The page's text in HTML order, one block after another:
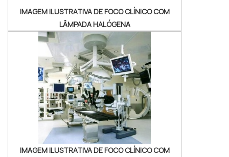
IMAGEM ILUSTRATIVA DE FOCO CLÍNICO COM
LÂMPADA HALÓGENA
IMAGEM ILUSTRATIVA DE FOCO CLÍNICO COM